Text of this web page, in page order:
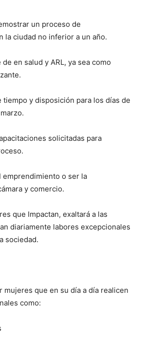
un proceso de
la ciudad no inferior a un año.
en salud y ARL, ya sea como
tiempo y disposición para los días de
solicitadas para
emprendimiento o ser la
y comercio.
que Impactan, exaltará a las
diariamente labores excepcionales
sociedad.
mujeres que en su día a día realicen
como: